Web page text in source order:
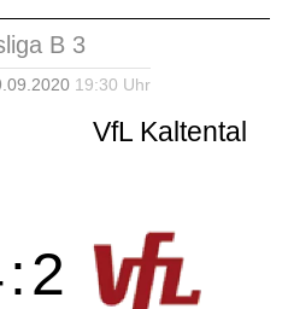
B 3
19:30 Uhr
VfL Kaltental
:2